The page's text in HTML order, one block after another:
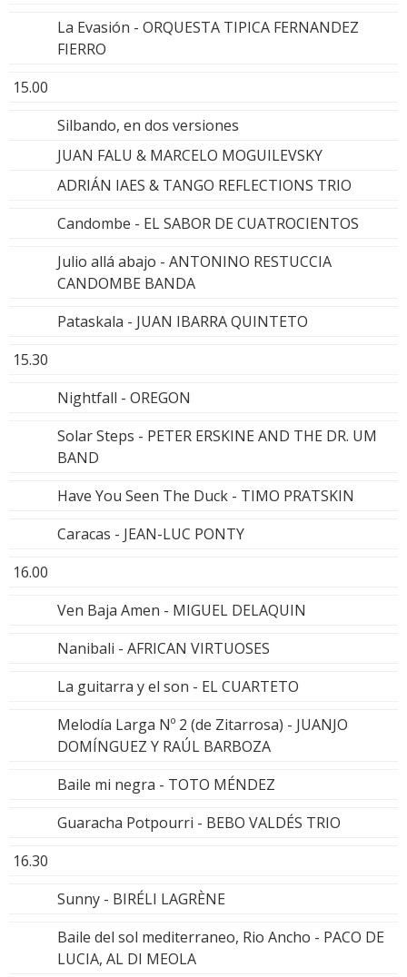
La Evasión - ORQUESTA TIPICA FERNANDEZ
FIERRO
15.00
Silbando, en dos versiones
JUAN FALU & MARCELO MOGUILEVSKY
ADRIÁN IAES & TANGO REFLECTIONS TRIO
Candombe - EL SABOR DE CUATROCIENTOS
Julio allá abajo - ANTONINO RESTUCCIA
CANDOMBE BANDA
Pataskala - JUAN IBARRA QUINTETO
15.30
Nightfall - OREGON
Solar Steps - PETER ERSKINE AND THE DR. UM
BAND
Have You Seen The Duck - TIMO PRATSKIN
Caracas - JEAN-LUC PONTY
16.00
Ven Baja Amen - MIGUEL DELAQUIN
Nanibali - AFRICAN VIRTUOSES
La guitarra y el son - EL CUARTETO
Melodía Larga Nº 2 (de Zitarrosa) - JUANJO
DOMÍNGUEZ Y RAÚL BARBOZA
Baile mi negra - TOTO MÉNDEZ
Guaracha Potpourri - BEBO VALDÉS TRIO
16.30
Sunny - BIRÉLI LAGRÈNE
Baile del sol mediterraneo, Rio Ancho - PACO DE
LUCIA, AL DI MEOLA